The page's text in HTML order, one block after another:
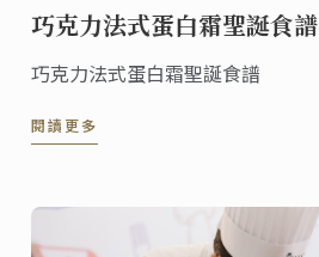
巧克力法式蛋白霜聖誕食譜
巧克力法式蛋白霜聖誕食譜
閱讀更多